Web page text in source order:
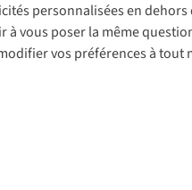
personnalisées en dehors
à vous poser la même
vos préférences à tout